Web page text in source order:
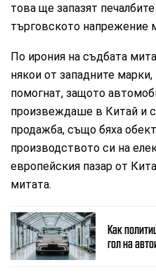
това ще запазят
търговското напрежение
По ирония на съдбата
някои от западните
помогнат, защото
произвеждаше в Китай и
продажба, също бяха
производството си на
европейския пазар от
митата.
Как
гол на